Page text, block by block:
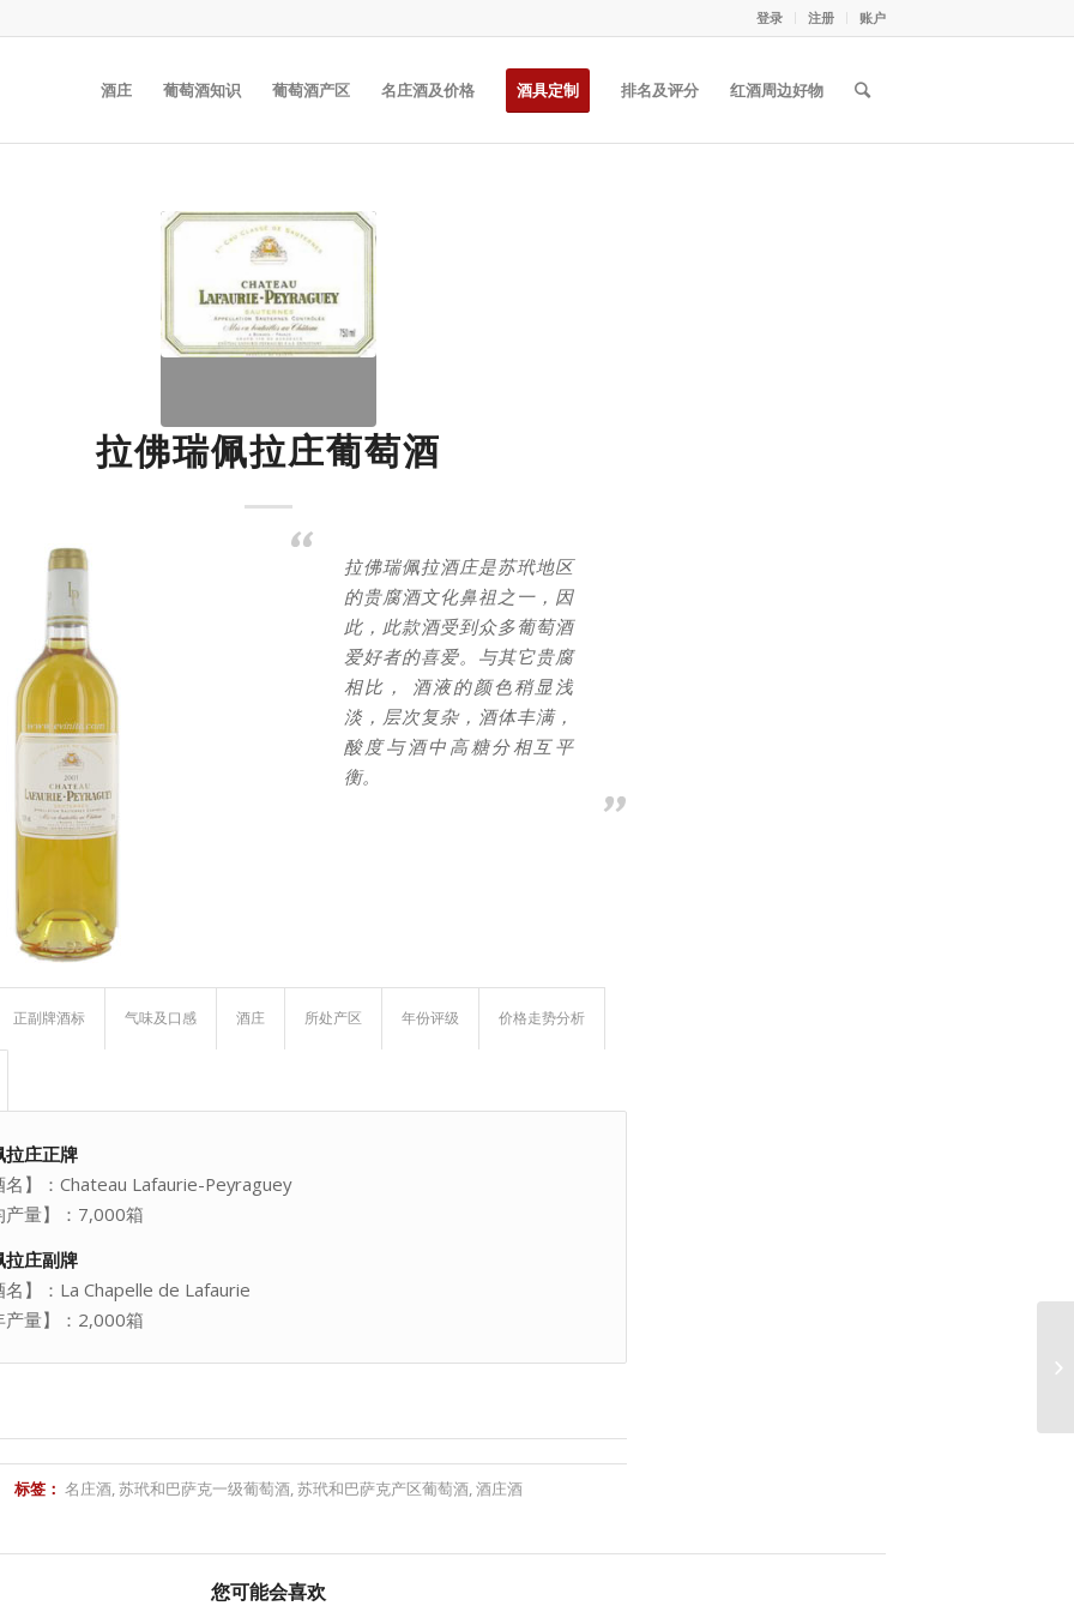
登录 注册 账户
酒庄 葡萄酒知识 葡萄酒产区 名庄酒及价格 酒具定制 排名及评分 红酒周边好物
拉佛瑞佩拉庄葡萄酒
拉佛瑞佩拉酒庄是苏玳地区
的贵腐酒文化鼻祖之一，因
此，此款酒受到众多葡萄酒
爱好者的喜爱。与其它贵腐
相比， 酒液的颜色稍显浅
淡，层次复杂，酒体丰满，
酸度与酒中高糖分相互平
衡。
正副牌酒标 气味及口感 酒庄 所处产区 年份评级 价格走势分析
拉庄正牌
名】：Chateau Lafaurie-Peyraguey
产量】：7,000箱
拉庄副牌
名】：La Chapelle de Lafaurie
产量】：2,000箱
标签： 名庄酒 苏玳和巴萨克一级葡萄酒 苏玳和巴萨克产区葡萄酒 酒庄酒
您可能会喜欢